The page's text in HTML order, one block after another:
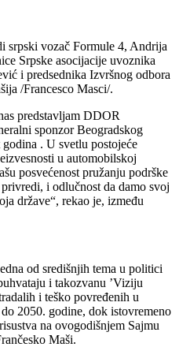
vozač Formule 4, Andrija
Srpske asocijacije uvoznika
i predsednika Izvršnog odbora
/Francesco Masci/.
predstavljam DDOR
sponzor Beogradskog
. U svetlu postojeće
u automobilskoj
posvećenost pružanju podrške
i odlučnost da damo svoj
države“, rekao je, između
od središnjih tema u politici
i takozvanu ’Viziju
i teško povređenih u
2050. godine, dok istovremeno
na ovogodišnjem Sajmu
Maši.